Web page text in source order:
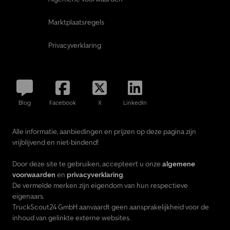
Marktplaatsregels
Privacyverklaring
Blog Facebook X LinkedIn
Alle informatie, aanbiedingen en prijzen op deze pagina zijn
vrijblijvend en niet-bindend!
Door deze site te gebruiken, accepteert u onze algemene
voorwaarden en privacyverklaring.
De vermelde merken zijn eigendom van hun respectieve
eigenaars.
TruckScout24 GmbH aanvaardt geen aansprakelijkheid voor de
inhoud van gelinkte externe websites.